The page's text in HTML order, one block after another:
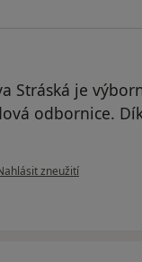
Stráská je
odbornice.
názoru uživatele
zneužití